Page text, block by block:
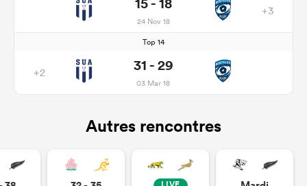
24 Nov 18
+3
Top 14
+2 31 - 29
03 Mar 18
Autres rencontres